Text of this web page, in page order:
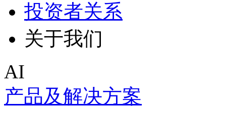
投资者关系
关于我们
AI
产品及解决方案